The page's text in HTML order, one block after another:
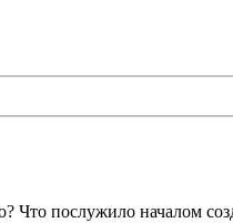
Что послужило началом